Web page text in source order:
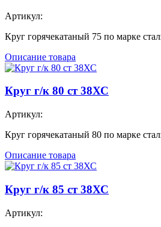
Артикул:
Круг горячекатаный 75 по марке
Описание товара
Круг г/к 80 ст 38ХС
Артикул:
Круг горячекатаный 80 по марке
Описание товара
Круг г/к 85 ст 38ХС
Артикул: